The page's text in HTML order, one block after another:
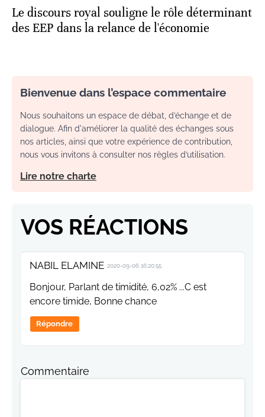
Le discours royal souligne le rôle déterminant
des EEP dans la relance de l'économie
Bienvenue dans l’espace commentaire
Nous souhaitons un espace de débat, d’échange et de
dialogue. Afin d'améliorer la qualité des échanges sous
nos articles, ainsi que votre expérience de contribution,
nous vous invitons à consulter nos règles d’utilisation.
Lire notre charte
VOS RÉACTIONS
NABIL ELAMINE 2020-09-06 16:20:55
Bonjour, Parlant de timidité, 6,02% ...C est
encore timide, Bonne chance
Répondre
Commentaire